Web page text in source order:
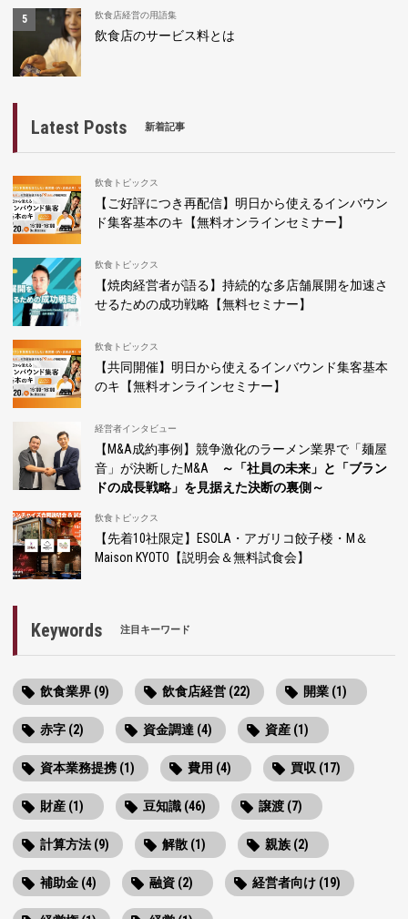
飲食店経営の用語集
飲食店のサービス料とは
Latest Posts 新着記事
飲食トピックス
【ご好評につき再配信】明日から使えるインバウン
ド集客基本のキ【無料オンラインセミナー】
飲食トピックス
【焼肉経営者が語る】持続的な多店舗展開を加速さ
せるための成功戦略【無料セミナー】
飲食トピックス
【共同開催】明日から使えるインバウンド集客基本
のキ【無料オンラインセミナー】
経営者インタビュー
【M&A成約事例】競争激化のラーメン業界で「麺屋
音」が決断したM&A
～「社員の未来」と「ブラン
ドの成長戦略」を見据えた決断の裏側～
飲食トピックス
【先着10社限定】ESOLA・アガリコ餃子楼・M＆
Maison KYOTO【説明会＆無料試食会】
Keywords 注目キーワード
飲食業界 (9) 飲食店経営 (22) 開業 (1)
赤字 (2) 資金調達 (4) 資産 (1)
資本業務提携 (1) 費用 (4) 買収 (17)
財産 (1) 豆知識 (46) 譲渡 (7)
計算方法 (9) 解散 (1) 親族 (2)
補助金 (4) 融資 (2) 経営者向け (19)